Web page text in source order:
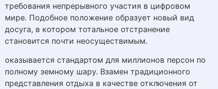
требования непрерывного участия в цифровом
мире. Подобное положение образует новый вид
досуга, в котором тотальное отстранение
становится почти неосуществимым.
оказывается стандартом для миллионов персон по
полному земному шару. Взамен традиционного
представления отдыха в качестве отключения от